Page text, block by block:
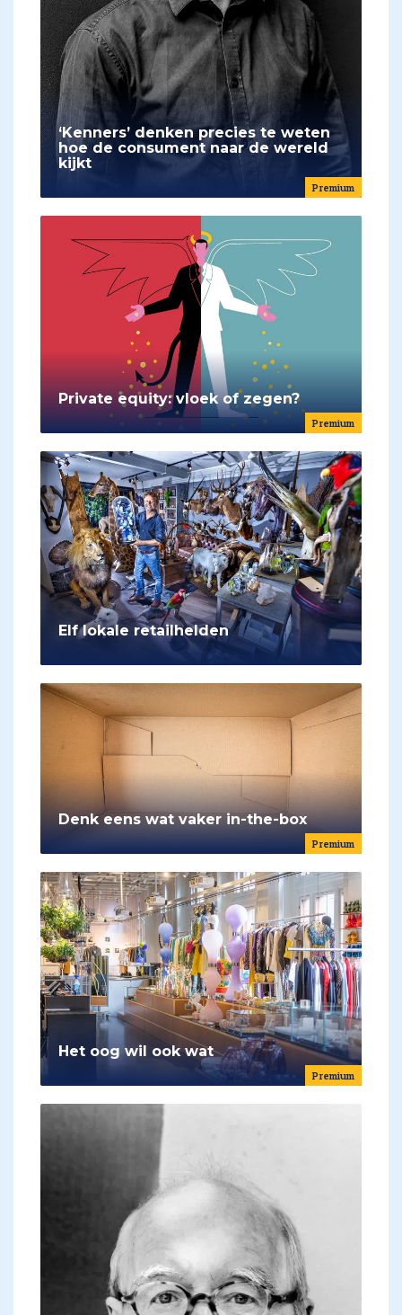
Premium
‘Kenners’ denken precies te weten
hoe de consument naar de wereld
kijkt
Premium
Private equity: vloek of zegen?
Elf lokale retailhelden
Premium
Denk eens wat vaker in-the-box
Premium
Het oog wil ook wat